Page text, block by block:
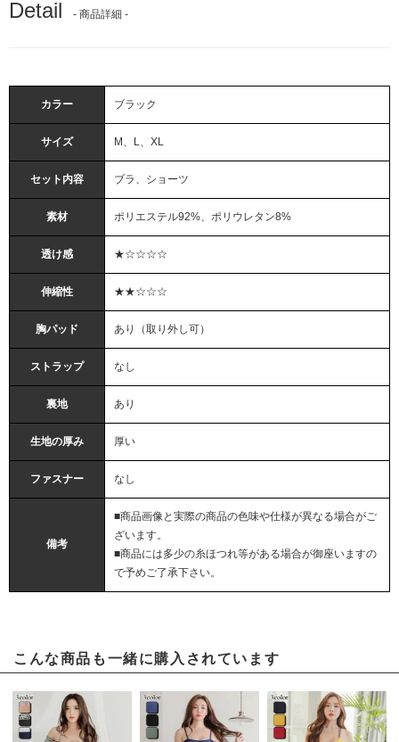
Detail - 商品詳細 -
カラー ブラック
サイズ M、L、XL
セット内容 ブラ、ショーツ
素材 ポリエステル92%、ポリウレタン8%
透け感 ★☆☆☆☆
伸縮性 ★★☆☆☆
胸パッド あり（取り外し可）
ストラップ なし
裏地 あり
生地の厚み 厚い
ファスナー なし
備考
■商品画像と実際の商品の色味や仕様が異なる場合がご
ざいます。
■商品には多少の糸ほつれ等がある場合が御座いますの
で予めご了承下さい。
こんな商品も一緒に購入されています